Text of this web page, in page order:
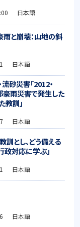
日本語
雨と崩壊：山地の斜
日本語
砂災害「2012・
雨災害で発生した
教訓」
日本語
とし、どう備える
政対応に学ぶ」
日本語
日本語